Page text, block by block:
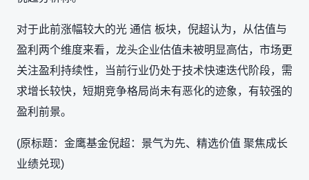
对于此前涨幅较大的光 通信 板块，倪超认为，从估值与
盈利两个维度来看，龙头企业估值未被明显高估，市场更
关注盈利持续性，当前行业仍处于技术快速迭代阶段，需
求增长较快，短期竞争格局尚未有恶化的迹象，有较强的
盈利前景。
(原标题：金鹰基金倪超：景气为先、精选价值 聚焦成长
业绩兑现)